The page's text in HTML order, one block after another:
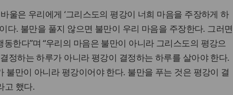
울은 우리에게 ‘그리스도의 평강이 너희 마음을 주장하게 하
다. 불만을 풀지 않으면 불만이 우리 마음을 주장한다. 그러면
한다”며 “우리의 마음은 불만이 아니라 그리스도의 평강으
정하는 하루가 아니라 평강이 결정하는 하루를 살아야 한다.
불만이 아니라 평강이어야 한다. 불만을 푸는 것은 평강이 결
고 했다.